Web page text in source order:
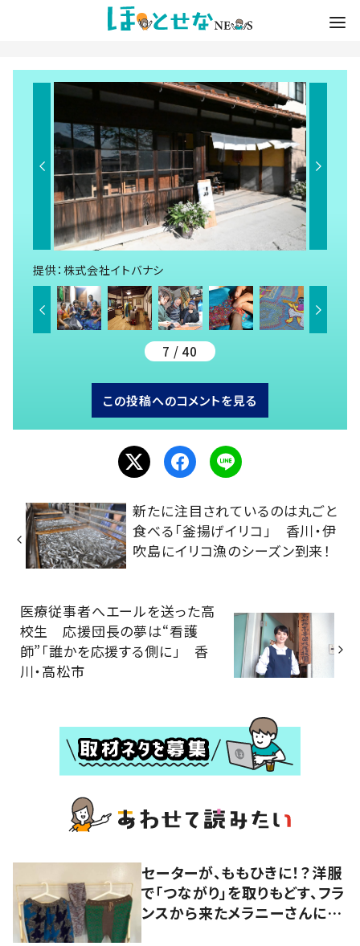
提供：株式会社イトバナシ
7 / 40
この投稿へのコメントを見る
新たに注目されているのは丸ごと
食べる「釜揚げイリコ」 香川・伊
吹島にイリコ漁のシーズン到来！
医療従事者へエールを送った高
校生 応援団長の夢は“看護
師”「誰かを応援する側に」 香
川・高松市
セーターが、ももひきに！？洋服
で「つながり」を取りもどす、フラ
ンスから来たメラニーさんに学